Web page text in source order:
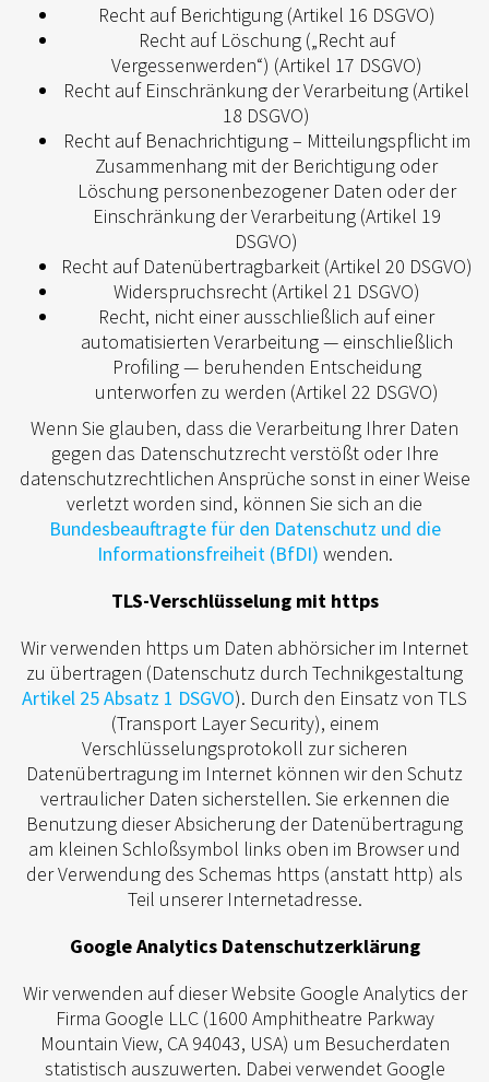
Recht auf Berichtigung (Artikel 16 DSGVO)
Recht auf Löschung („Recht auf
Vergessenwerden“) (Artikel 17 DSGVO)
Recht auf Einschränkung der Verarbeitung (Artikel
18 DSGVO)
Recht auf Benachrichtigung – Mitteilungspflicht im
Zusammenhang mit der Berichtigung oder
Löschung personenbezogener Daten oder der
Einschränkung der Verarbeitung (Artikel 19
DSGVO)
Recht auf Datenübertragbarkeit (Artikel 20 DSGVO)
Widerspruchsrecht (Artikel 21 DSGVO)
Recht, nicht einer ausschließlich auf einer
automatisierten Verarbeitung — einschließlich
Profiling — beruhenden Entscheidung
unterworfen zu werden (Artikel 22 DSGVO)
Wenn Sie glauben, dass die Verarbeitung Ihrer Daten
gegen das Datenschutzrecht verstößt oder Ihre
datenschutzrechtlichen Ansprüche sonst in einer Weise
verletzt worden sind, können Sie sich an die
Bundesbeauftragte für den Datenschutz und die
Informationsfreiheit (BfDI) wenden.
TLS-Verschlüsselung mit https
Wir verwenden https um Daten abhörsicher im Internet
zu übertragen (Datenschutz durch Technikgestaltung
Artikel 25 Absatz 1 DSGVO). Durch den Einsatz von TLS
(Transport Layer Security), einem
Verschlüsselungsprotokoll zur sicheren
Datenübertragung im Internet können wir den Schutz
vertraulicher Daten sicherstellen. Sie erkennen die
Benutzung dieser Absicherung der Datenübertragung
am kleinen Schloßsymbol links oben im Browser und
der Verwendung des Schemas https (anstatt http) als
Teil unserer Internetadresse.
Google Analytics Datenschutzerklärung
Wir verwenden auf dieser Website Google Analytics der
Firma Google LLC (1600 Amphitheatre Parkway
Mountain View, CA 94043, USA) um Besucherdaten
statistisch auszuwerten. Dabei verwendet Google